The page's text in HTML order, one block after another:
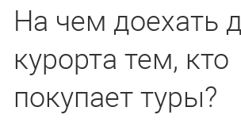
На чем доехать
курорта тем, кто
покупает туры?